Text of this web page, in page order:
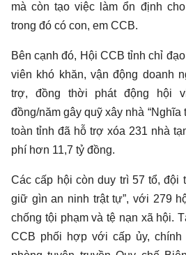
mà còn tạo việc làm ổn định
trong đó có con, em CCB.
Bên cạnh đó, Hội CCB tỉnh chỉ
viên khó khăn, vận động doanh
trợ, đồng thời phát động hội
đồng/năm gây quỹ xây nhà “Nghĩa
toàn tỉnh đã hỗ trợ xóa 231 nhà
phí hơn 11,7 tỷ đồng.
Các cấp hội còn duy trì 57 tổ, đội
giữ gìn an ninh trật tự”, với 279
chống tội phạm và tệ nạn xã hội.
CCB phối hợp với cấp ủy,